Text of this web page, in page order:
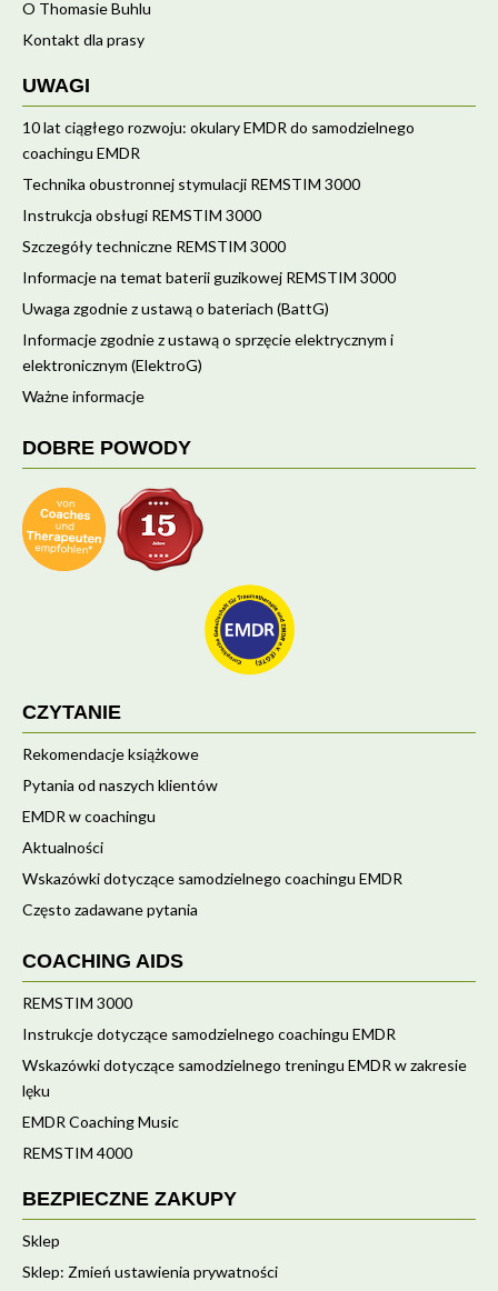
O Thomasie Buhlu
Kontakt dla prasy
UWAGI
10 lat ciągłego rozwoju: okulary EMDR do samodzielnego
coachingu EMDR
Technika obustronnej stymulacji REMSTIM 3000
Instrukcja obsługi REMSTIM 3000
Szczegóły techniczne REMSTIM 3000
Informacje na temat baterii guzikowej REMSTIM 3000
Uwaga zgodnie z ustawą o bateriach (BattG)
Informacje zgodnie z ustawą o sprzęcie elektrycznym i
elektronicznym (ElektroG)
Ważne informacje
DOBRE POWODY
CZYTANIE
Rekomendacje książkowe
Pytania od naszych klientów
EMDR w coachingu
Aktualności
Wskazówki dotyczące samodzielnego coachingu EMDR
Często zadawane pytania
COACHING AIDS
REMSTIM 3000
Instrukcje dotyczące samodzielnego coachingu EMDR
Wskazówki dotyczące samodzielnego treningu EMDR w zakresie
lęku
EMDR Coaching Music
REMSTIM 4000
BEZPIECZNE ZAKUPY
Sklep
Sklep: Zmień ustawienia prywatności